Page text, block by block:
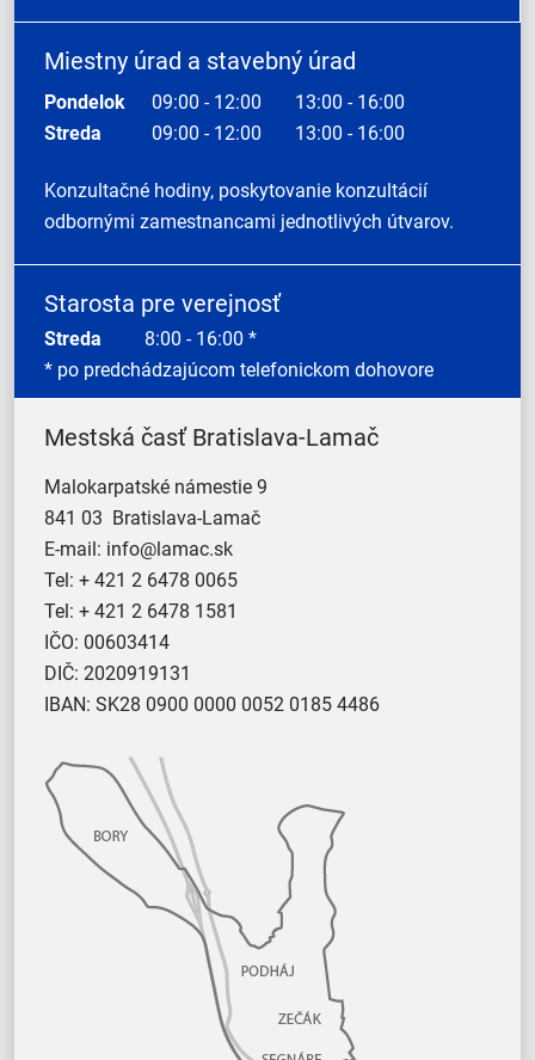
Miestny úrad a stavebný úrad
Pondelok 09:00 - 12:00
13:00 - 16:00
Streda
09:00 - 12:00 13:00 - 16:00
Konzultačné hodiny, poskytovanie konzultácií
odbornými zamestnancami jednotlivých útvarov.
Starosta pre verejnosť
Streda 8:00 - 16:00 *
* po predchádzajúcom telefonickom dohovore
Mestská časť Bratislava-Lamač
Malokarpatské námestie 9
841 03 Bratislava-Lamač
E-mail: info@lamac.sk
Tel: + 421 2 6478 0065
Tel: + 421 2 6478 1581
IČO: 00603414
DIČ: 2020919131
IBAN: SK28 0900 0000 0052 0185 4486